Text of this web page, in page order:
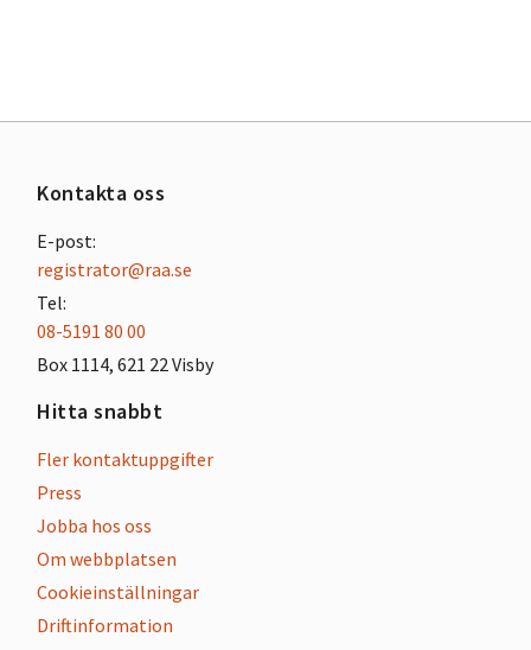
Kontakta oss
E-post:
registrator@raa.se
Tel:
08-5191 80 00
Box 1114, 621 22 Visby
Hitta snabbt
Fler kontaktuppgifter
Press
Jobba hos oss
Om webbplatsen
Cookieinställningar
Driftinformation